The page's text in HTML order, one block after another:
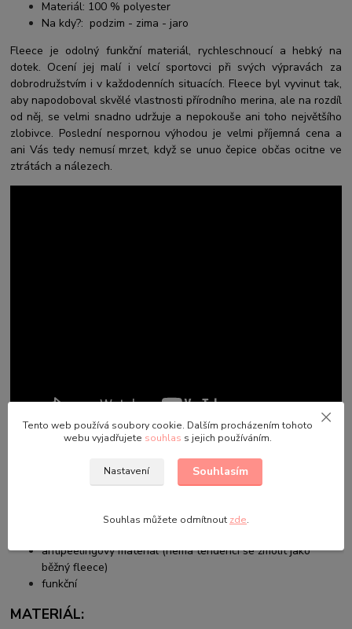
Materiál: 100 % polyester
Na kdy?: podzim - zima - jaro
Fleece je odolný funkční materiál, rychleschnoucí a hebký na
dotek. Ocení jej malí i velcí sportovci při svých výpravách za
dobrodružstvím i v každodenních situacích. Fleece byl vyvinut tak,
aby napodoboval skvělé vlastnosti přírodního merina, ale na rozdíl
od něj, se velmi snadno udržuje a nepokouše ani toho největšího
zlobivce. Poslední nespornou výhodou je velmi příjemná cena a
ani Vás tedy nemusí mrzet, když se unuo čepice občas ocitne ve
ztrátách a nálezech.
designová
antipeelingový materiál (nemá tendenci se žmolit jako
běžný fleece)
funkční
MATERIÁL:
Tento web používá soubory cookie. Dalším procházením tohoto
webu vyjadřujete souhlas s jejich používáním.
Nastavení Souhlasím
Souhlas můžete odmítnout zde.